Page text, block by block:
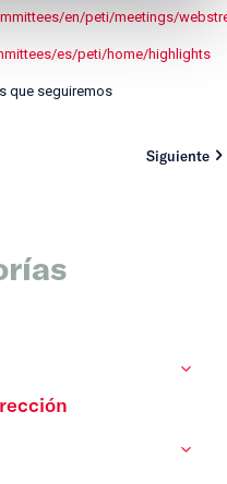
en/peti/meetings/
es/peti/home/highlights
que seguiremos
Siguiente